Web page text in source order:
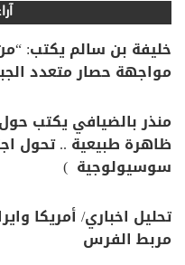
خليفة بن سالم يكتب:
مواجهة حصار متعدد
منذر بالضيافي يكتب
ظاهرة طبيعية .. تحول
سوسيولوجية )
تحليل اخباري/ أمريكا
مربط الفرس